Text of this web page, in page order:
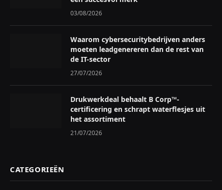
03/08/2026
Waarom cybersecuritybedrijven anders
moeten leadgenereren dan de rest van
de IT-sector
27/07/2026
Drukwerkdeal behaalt B Corp™-
certificering en schrapt waterflesjes uit
het assortiment
21/07/2026
CATEGORIEËN